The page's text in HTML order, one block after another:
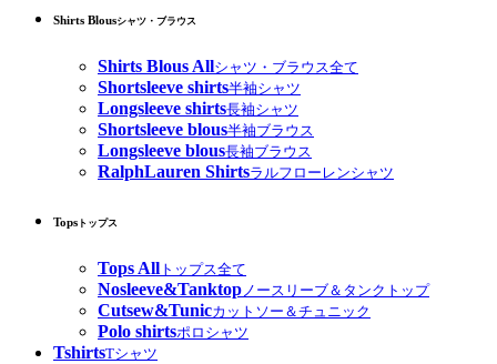
Shirts Blousシャツ・ブラウス
Shirts Blous Allシャツ・ブラウス全て
Shortsleeve shirts半袖シャツ
Longsleeve shirts長袖シャツ
Shortsleeve blous半袖ブラウス
Longsleeve blous長袖ブラウス
RalphLauren Shirtsラルフローレンシャツ
Tops トップス
Tops All トップス全て
Nosleeve&Tanktopノースリーブ＆タンクトップ
Cutsew&Tunicカットソー＆チュニック
Polo shirtsポロシャツ
TshirtsTシャツ